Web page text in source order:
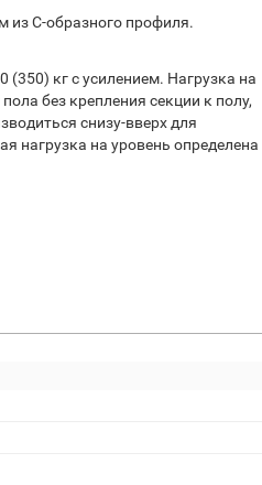
из С-образного профиля.
кг с усилением. Нагрузка на
без крепления секции к полу,
снизу-вверх для
нагрузка на уровень определена